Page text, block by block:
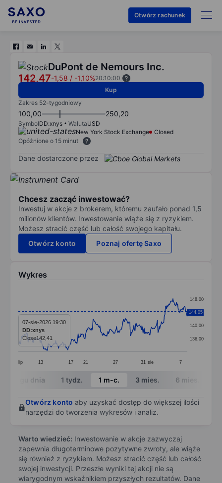
Otwórz rachunek
DuPont de Nemours Inc.
142,47-1,58 / -1,10%20:10:00
Kup
Zakres 52-tygodniowy
100,00 250,20
SymbolDD:xnys WalutaUSD
New York Stock Exchange
Closed
Opóźnione o 15 minut
Dane dostarczone przez
Chcesz zacząć inwestować?
Inwestuj w akcje z brokerem, któremu zaufało ponad 1,5
milionów klientów. Inwestowanie wiąże się z ryzykiem.
Możesz stracić część lub całość swojego kapitału.
Otwórz konto
Poznaj ofertę Saxo
Wykres
Line chart with 295 data points.
The chart has 1 X axis displaying categories.
The chart has 1 Y axis displaying values. Data
lip 13 17 21 27 31 sie 7
136,00
140,00
144,00
148,00
144,05
07-sie-2026 19:30
DD:xnys
Close142,41
End of interactive chart.
W ciągu dnia 1 tydz. 1 m-c. 3 mies. 6 mies.
Otwórz konto aby uzyskać dostęp do większej ilości
narzędzi do tworzenia wykresów i analiz.
Warto wiedzieć: Inwestowanie w akcje zazwyczaj
zapewnia długoterminowe pozytywne zwroty, ale wiąże
się również z ryzykiem. Możesz stracić część lub całość
swojej inwestycji. Przeszłe wyniki tej akcji nie są
wiarygodnym wskaźnikiem przyszłych rezultatów. Dane